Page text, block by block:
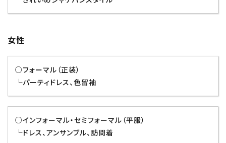
女性
○フォーマル（正装）
└パーティドレス、色留袖
○インフォーマル・セミフォーマル（平服）
└ドレス、アンサンブル、訪問着